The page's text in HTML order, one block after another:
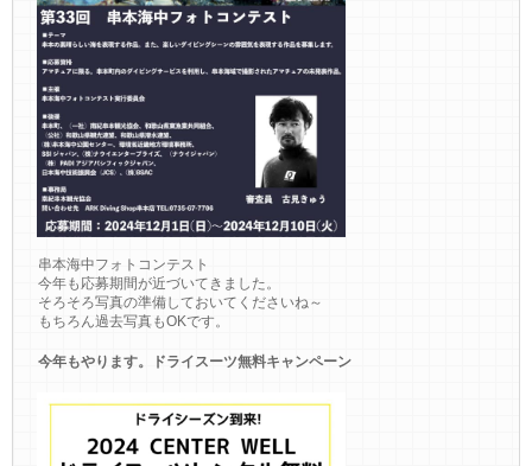
串本海中フォトコンテスト
今年も応募期間が近づいてきました。
そろそろ写真の準備しておいてくださいね～
もちろん過去写真もOKです。
今年もやります。ドライスーツ無料キャンペーン